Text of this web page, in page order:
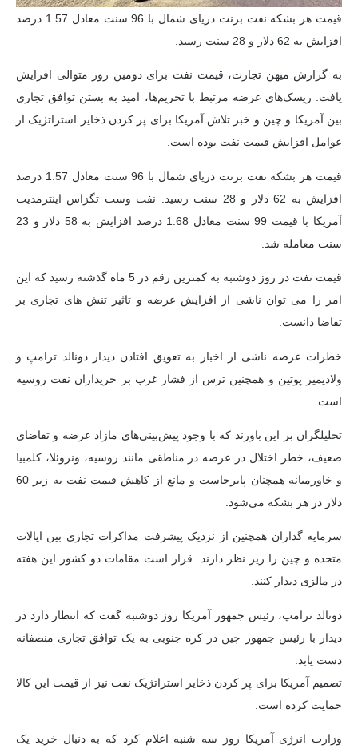
قیمت هر بشکه نفت برنت دریای شمال با 96 سنت معادل 1.57 درصد
افزایش به 62 دلار و 28 سنت رسید.
به گزارش میهن تجارت، قیمت نفت برای دومین روز متوالی افزایش
یافت. ریسک‌های عرضه مرتبط با تحریم‌ها، امید به بستن توافق تجاری
بین آمریکا و چین و خبر تلاش آمریکا برای پر کردن ذخایر استراتژیک از
عوامل افزایش قیمت نفت بوده است.
قیمت هر بشکه نفت برنت دریای شمال با 96 سنت معادل 1.57 درصد
افزایش به 62 دلار و 28 سنت رسید. نفت وست تگزاس اینترمدیت
آمریکا با قیمت 99 سنت معادل 1.68 درصد افزایش به 58 دلار و 23
سنت معامله شد.
قیمت نفت در روز دوشنبه به کمترین رقم در 5 ماه گذشته رسید که این
امر را می توان ناشی از افزایش عرضه و تاثیر تنش های تجاری بر
تقاضا دانست.
خطرات عرضه ناشی از اخبار به تعویق افتادن دیدار دونالد ترامپ و
ولادیمیر پوتین و همچنین ترس از فشار غرب بر خریداران نفت روسیه
است.
تحلیلگران بر این باورند که با وجود پیش‌بینی‌های مازاد عرضه و تقاضای
ضعیف، خطر اختلال در عرضه در مناطقی مانند روسیه، ونزوئلا، کلمبیا
و خاورمیانه همچنان پابرجاست و مانع از کاهش قیمت نفت به زیر 60
دلار در هر بشکه می‌شود.
سرمایه گذاران همچنین از نزدیک پیشرفت مذاکرات تجاری بین ایالات
متحده و چین را زیر نظر دارند. قرار است مقامات دو کشور این هفته
در مالزی دیدار کنند.
دونالد ترامپ، رئیس جمهور آمریکا روز دوشنبه گفت که انتظار دارد در
دیدار با رئیس جمهور چین در کره جنوبی به یک توافق تجاری منصفانه
دست یابد.
تصمیم آمریکا برای پر کردن ذخایر استراتژیک نفت نیز از قیمت این کالا
حمایت کرده است.
وزارت انرژی آمریکا روز سه شنبه اعلام کرد که به دنبال خرید یک